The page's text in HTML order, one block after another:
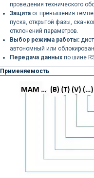
проведения технического
Защита от превышения
пуска, открытой фазы,
отклонений параметров.
Выбор режима работы:
автономный или
Передача данных по шине
Применяемость